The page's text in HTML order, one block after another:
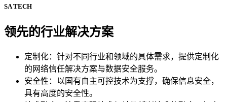
SA TECH
领先的行业解决方案
定制化：针对不同行业和领域的具体需求，提供定制化
的网络信任解决方案与数据安全服务。
安全性：以国有自主可控技术为支撑，确保信息安全，
具有高度的安全性。